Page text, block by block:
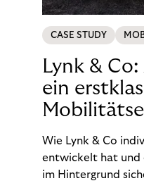
CASE STUDY
Lynk &
ein
Wie Lynk & Co
entwickelt hat und
im Hintergrund